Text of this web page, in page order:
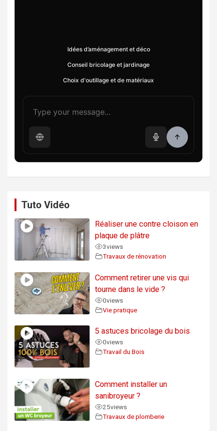
Idées d’aménagement et déco
Conseil bricolage et jardinage
Choix d'outillage et de matériaux
Tuto Vidéo
Réaliser une contre cloison en
plaque de plâtre
3views
Travaux de rénovation
Comment retirer une vis qui
tourne dans le vide ?
0views
Vie pratique
5 astuces bricolage du bois
0views
Travail du Bois
Comment installer un
sanibroyeur ?
25views
Travaux de plomberie